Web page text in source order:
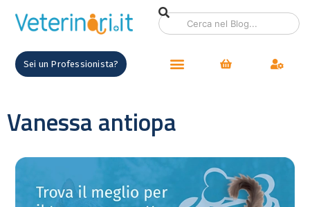
Sei un Professionista?
Vanessa antiopa